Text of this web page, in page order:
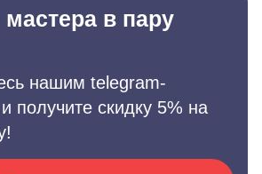
в пару
нашим telegram-
получите скидку 5% на